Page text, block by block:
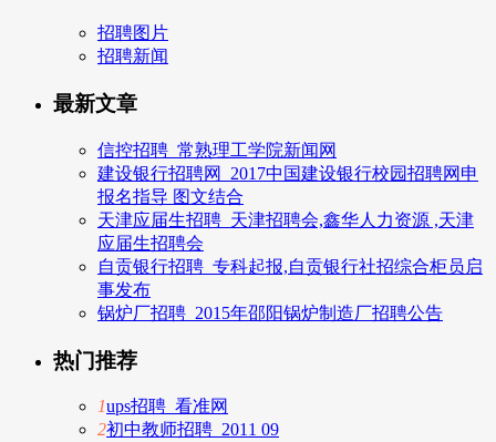
招聘图片
招聘新闻
最新文章
信控招聘_常熟理工学院新闻网
建设银行招聘网_2017中国建设银行校园招聘网申
报名指导 图文结合
天津应届生招聘_天津招聘会,鑫华人力资源 ,天津
应届生招聘会
自贡银行招聘_专科起报,自贡银行社招综合柜员启
事发布
锅炉厂招聘_2015年邵阳锅炉制造厂招聘公告
热门推荐
1ups招聘_看准网
2初中教师招聘_2011 09